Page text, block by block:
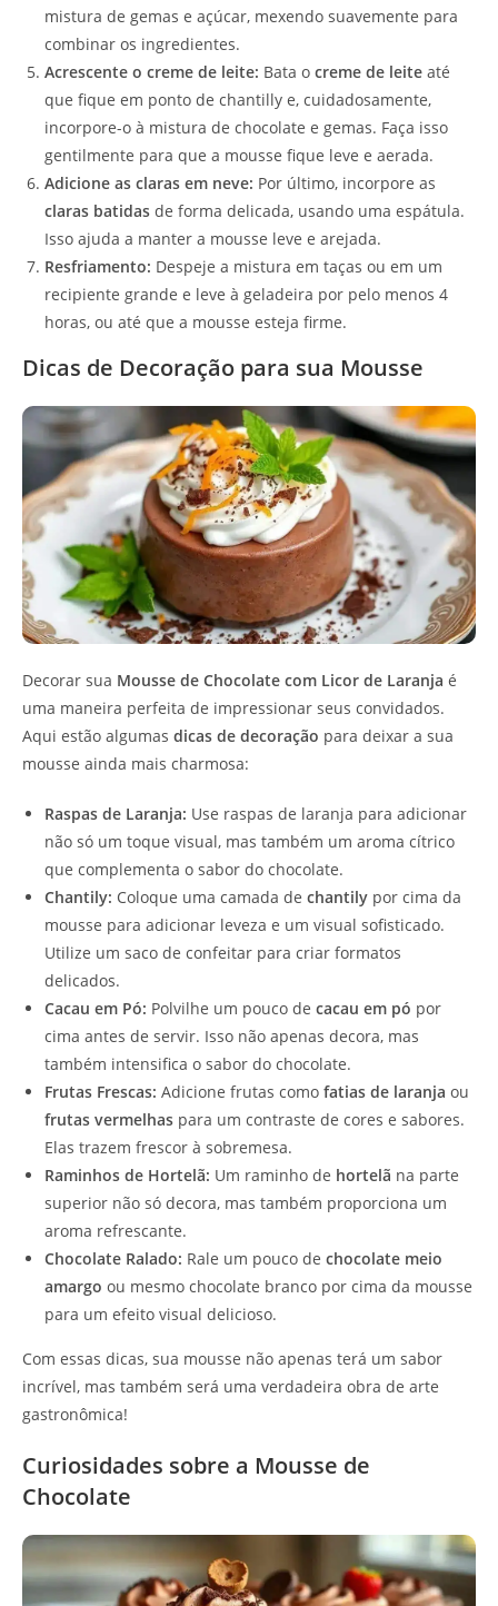
mistura de gemas e açúcar, mexendo suavemente para
combinar os ingredientes.
Acrescente o creme de leite: Bata o creme de leite até
que fique em ponto de chantilly e, cuidadosamente,
incorpore-o à mistura de chocolate e gemas. Faça isso
gentilmente para que a mousse fique leve e aerada.
Adicione as claras em neve: Por último, incorpore as
claras batidas de forma delicada, usando uma espátula.
Isso ajuda a manter a mousse leve e arejada.
Resfriamento: Despeje a mistura em taças ou em um
recipiente grande e leve à geladeira por pelo menos 4
horas, ou até que a mousse esteja firme.
Dicas de Decoração para sua Mousse
Decorar sua Mousse de Chocolate com Licor de Laranja é
uma maneira perfeita de impressionar seus convidados.
Aqui estão algumas dicas de decoração para deixar a sua
mousse ainda mais charmosa:
Raspas de Laranja: Use raspas de laranja para adicionar
não só um toque visual, mas também um aroma cítrico
que complementa o sabor do chocolate.
Chantily: Coloque uma camada de chantily por cima da
mousse para adicionar leveza e um visual sofisticado.
Utilize um saco de confeitar para criar formatos
delicados.
Cacau em Pó: Polvilhe um pouco de cacau em pó por
cima antes de servir. Isso não apenas decora, mas
também intensifica o sabor do chocolate.
Frutas Frescas: Adicione frutas como fatias de laranja ou
frutas vermelhas para um contraste de cores e sabores.
Elas trazem frescor à sobremesa.
Raminhos de Hortelã: Um raminho de hortelã na parte
superior não só decora, mas também proporciona um
aroma refrescante.
Chocolate Ralado: Rale um pouco de chocolate meio
amargo ou mesmo chocolate branco por cima da mousse
para um efeito visual delicioso.
Com essas dicas, sua mousse não apenas terá um sabor
incrível, mas também será uma verdadeira obra de arte
gastronômica!
Curiosidades sobre a Mousse de
Chocolate